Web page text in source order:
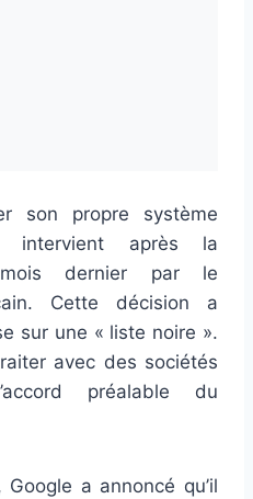
son propre système
intervient après la
dernier par le
Cette décision a
sur une « liste noire ».
avec des sociétés
préalable du
a annoncé qu’il